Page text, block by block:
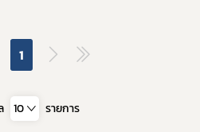
1
10 รายการ